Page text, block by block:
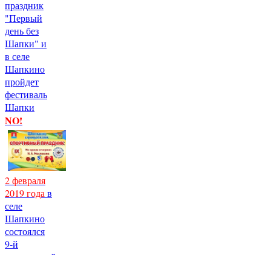
праздник
"Первый
день без
Шапки" и
в селе
Шапкино
пройдет
фестиваль
Шапки
NO!
2 февраля
2019 года в
селе
Шапкино
состоялся
9-й